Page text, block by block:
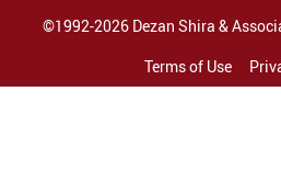
©1992-2026 Dezan Shira &
Terms of Use